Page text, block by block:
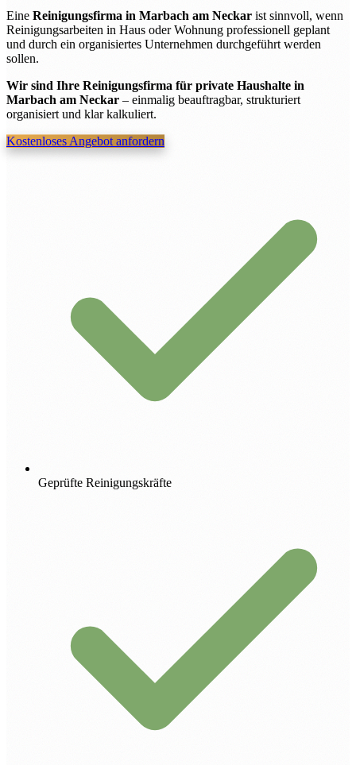
Eine Reinigungsfirma in Marbach am Neckar ist sinnvoll, wenn
Reinigungsarbeiten in Haus oder Wohnung professionell geplant
und durch ein organisiertes Unternehmen durchgeführt werden
sollen.
Wir sind Ihre Reinigungsfirma für private Haushalte in
Marbach am Neckar– einmalig beauftragbar, strukturiert
organisiert und klar kalkuliert.
Kostenloses Angebot anfordern
Geprüfte Reinigungskräfte